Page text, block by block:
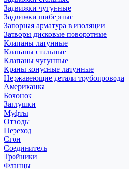
Задвижки чугунные
Задвижки шиберные
Запорная арматура в изоляции
Затворы дисковые поворотные
Клапаны латунные
Клапаны стальные
Клапаны чугунные
Краны конусные латунные
Нержавеющие детали трубопровода
Американка
Бочонок
Заглушки
Муфты
Отводы
Переход
Сгон
Соединитель
Тройники
Фланцы